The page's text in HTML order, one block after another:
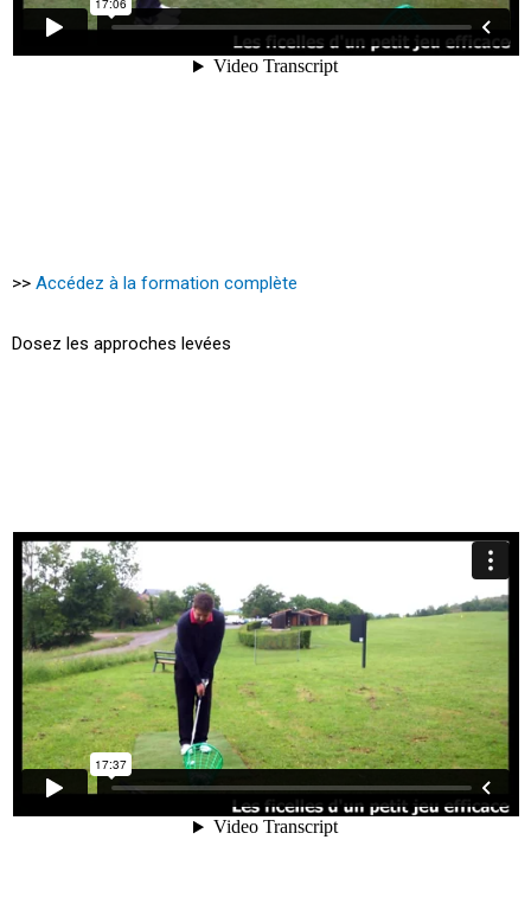
>> Accédez à la formation complète
Dosez les approches levées